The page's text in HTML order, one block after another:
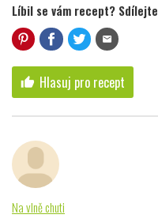
Líbil se vám recept? Sdílejte
mail
thumb_up Hlasuj pro recept
Na vlně chuti